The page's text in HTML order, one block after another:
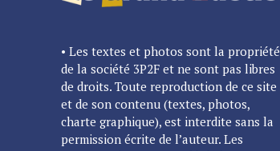
• Les textes et photos sont la propriété
de la société 3P2F et ne sont pas libres
de droits. Toute reproduction de ce site
et de son contenu (textes, photos,
charte graphique), est interdite sans la
permission écrite de l’auteur. Les